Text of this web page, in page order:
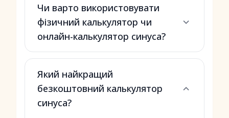
Чи варто використовувати
фізичний калькулятор чи
онлайн-калькулятор синуса?
Який найкращий
безкоштовний калькулятор
синуса?